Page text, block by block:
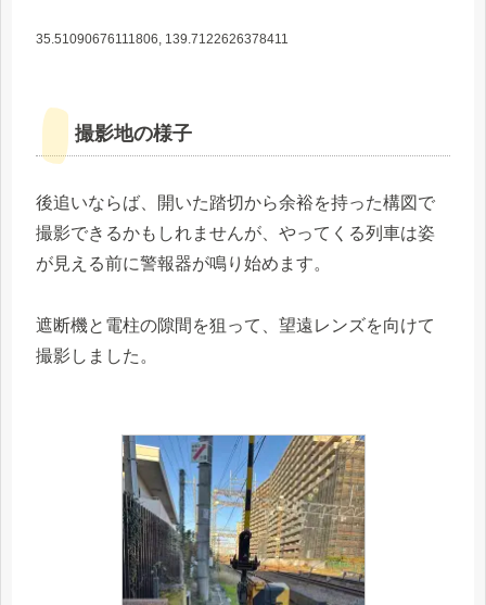
35.51090676111806, 139.7122626378411
撮影地の様子
後追いならば、開いた踏切から余裕を持った構図で
撮影できるかもしれませんが、やってくる列車は姿
が見える前に警報器が鳴り始めます。
遮断機と電柱の隙間を狙って、望遠レンズを向けて
撮影しました。